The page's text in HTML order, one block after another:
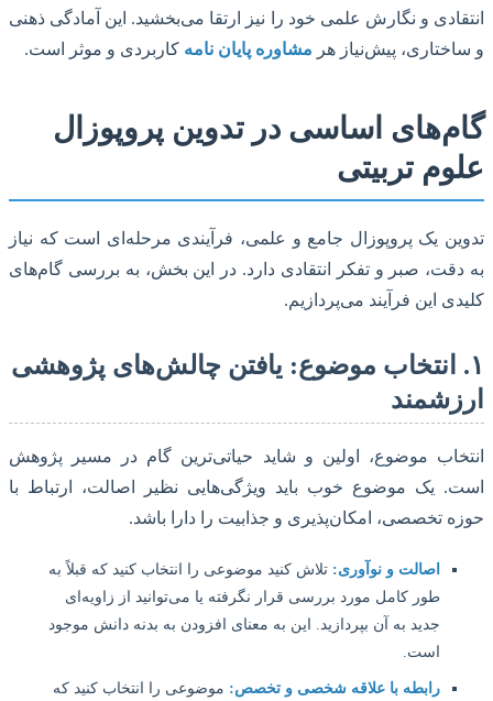
و نگارش علمی خود را نیز ارتقا می‌بخشید. این آمادگی ذهنی
پیش‌نیاز هرمشاوره پایان نامه کاربردی و موثر است.
اساسی در تدوین پروپوزال
تربیتی
یک پروپوزال جامع و علمی، فرآیندی مرحله‌ای است که نیاز
صبر و تفکر انتقادی دارد. در این بخش، به بررسی گام‌های
این فرآیند می‌پردازیم.
انتخاب موضوع: یافتن چالش‌های پژوهشی
موضوع، اولین و شاید حیاتی‌ترین گام در مسیر پژوهش
یک موضوع خوب باید ویژگی‌هایی نظیر اصالت، ارتباط با
تخصصی، امکان‌پذیری و جذابیت را دارا باشد.
اصالت و نوآوری: تلاش کنید موضوعی را انتخاب کنید که قبلاً به
طور کامل مورد بررسی قرار نگرفته یا می‌توانید از زاویه‌ای
جدید به آن بپردازید. این به معنای افزودن به بدنه دانش موجود
رابطه با علاقه شخصی و تخصص:موضوعی را انتخاب کنید که